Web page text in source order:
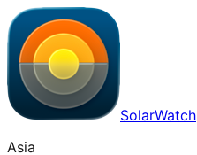
SolarWatch
Asia